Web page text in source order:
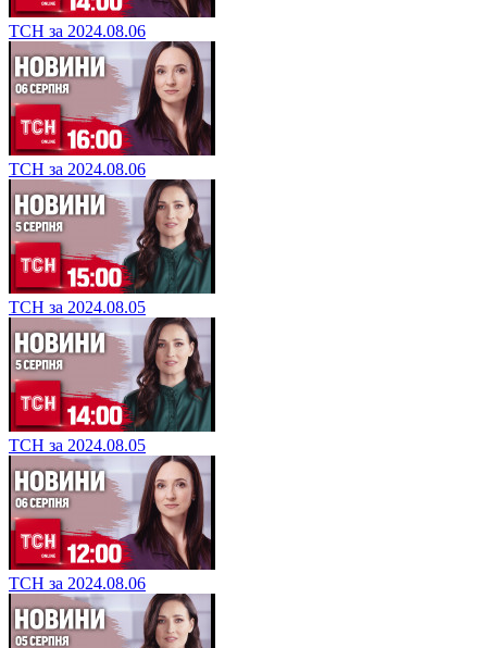
ТСН за 2024.08.06
ТСН за 2024.08.06
ТСН за 2024.08.05
ТСН за 2024.08.05
ТСН за 2024.08.06